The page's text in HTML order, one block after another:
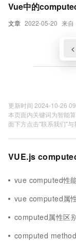
文章 2022-05-20 来自
Vue中的
<
更新时间 2024-10-26
本页面内关键词为智能
面下方点击"联系我们"与
VUE.js
vue computed性
vue computed属
computed属性区
computed